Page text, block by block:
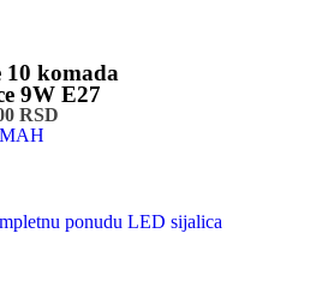
10 komada
9W E27
RSD
ponudu LED sijalica